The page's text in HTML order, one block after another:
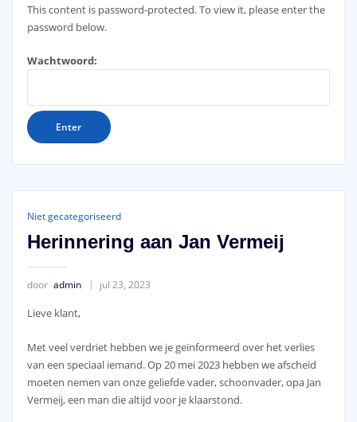
This content is password-protected. To view it, please enter the
password below.
Wachtwoord:
Niet gecategoriseerd
Herinnering aan Jan Vermeij
door admin jul 23, 2023
Lieve klant,
Met veel verdriet hebben we je geïnformeerd over het verlies
van een speciaal iemand. Op 20 mei 2023 hebben we afscheid
moeten nemen van onze geliefde vader, schoonvader, opa Jan
Vermeij, een man die altijd voor je klaarstond.